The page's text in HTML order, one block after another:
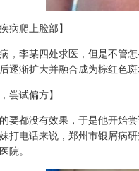
病爬上脸部】
，李某四处求医，但是不管
逐渐扩大并融合成为棕红色
尝试偏方】
要都没有效果，于是他开始
打电话来说，郑州市银屑病
院。